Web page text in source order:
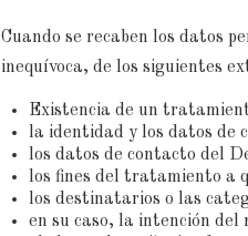
Cuando se recaben los datos
inequívoca, de los siguientes
Existencia de un
la identidad y los datos de
los datos de contacto del
los fines del tratamiento a
los destinatarios o las
en su caso, la intención